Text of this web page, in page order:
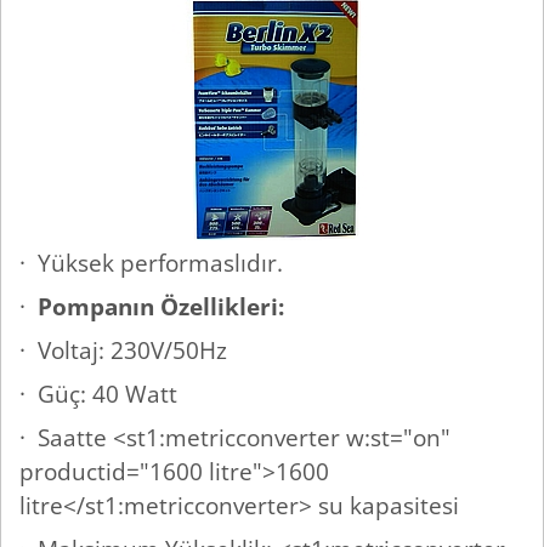
· Yüksek performaslıdır.
· Pompanın Özellikleri:
· Voltaj: 230V/50Hz
· Güç: 40 Watt
· Saatte <st1:metricconverter w:st="on"
productid="1600 litre">1600
litre</st1:metricconverter> su kapasitesi